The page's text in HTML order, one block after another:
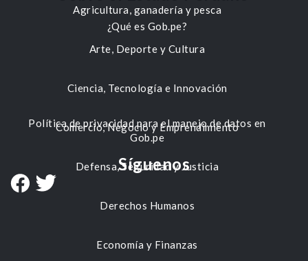
Agricultura, ganadería y pesca
Arte, Deporte y Cultura
Ciencia, Tecnología e Innovación
Comercio, Negocio y Emprendimiento
Defensa, Seguridad y Justicia
Derechos Humanos
Economía y Finanzas
¿Qué es Gob.pe?
Política de privacidad para el manejo de datos en
Gob.pe
Síguenos